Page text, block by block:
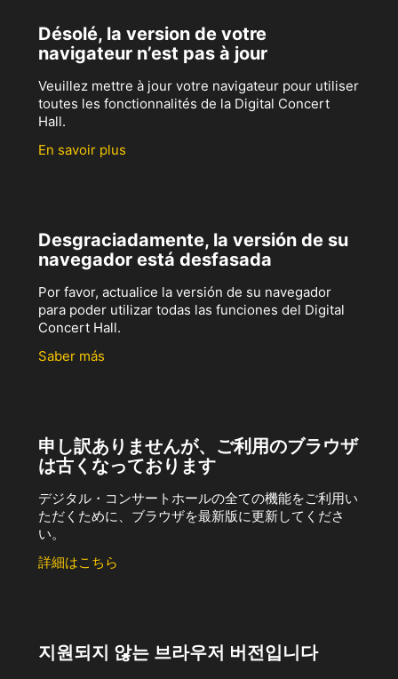
Désolé, la version de votre
navigateur n’est pas à jour
Veuillez mettre à jour votre navigateur pour utiliser
toutes les fonctionnalités de la Digital Concert
Hall.
En savoir plus
Desgraciadamente, la versión de su
navegador está desfasada
Por favor, actualice la versión de su navegador
para poder utilizar todas las funciones del Digital
Concert Hall.
Saber más
申し訳ありませんが、ご利用のブラウザ
は古くなっております
デジタル・コンサートホールの全ての機能をご利用い
ただくために、ブラウザを最新版に更新してくださ
い。
詳細はこちら
지원되지 않는 브라우저 버전입니다